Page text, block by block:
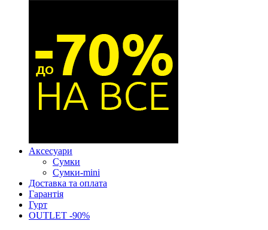
Аксесуари
Сумки
Сумки-mini
Доставка та оплата
Гарантія
Гурт
OUTLET -90%